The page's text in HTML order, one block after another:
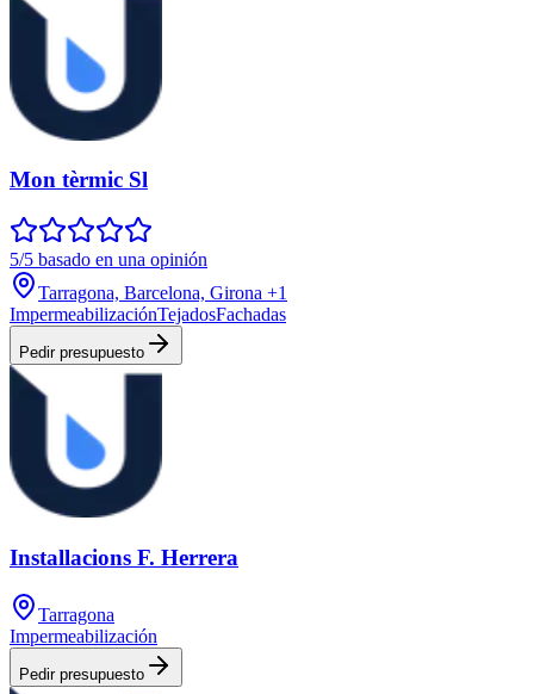
Mon tèrmic Sl
5/5 basado en una opinión
Tarragona, Barcelona, Girona +1
ImpermeabilizaciónTejadosFachadas
Pedir presupuesto
Installacions F. Herrera
Tarragona
Impermeabilización
Pedir presupuesto